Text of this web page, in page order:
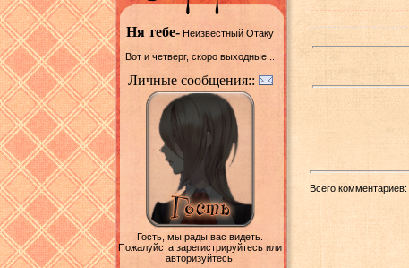
Ня тебе- Неизвестный Отаку
Вот и четверг, скоро выходные...
Личные сообщения::
Гость, мы рады вас видеть.
Пожалуйста зарегистрируйтесь или
авторизуйтесь!
Всего комментариев: